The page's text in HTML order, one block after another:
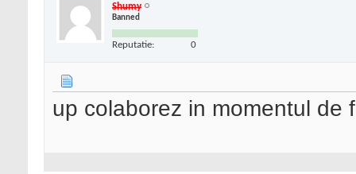
Shumy
Banned
Reputatie: 0
up colaborez in momentul de